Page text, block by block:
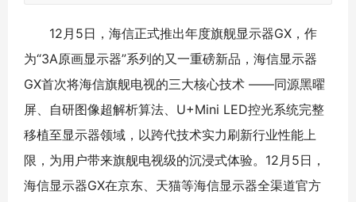
12月5日，海信正式推出年度旗舰显示器GX，作
为“3A原画显示器”系列的又一重磅新品，海信显示器
GX首次将海信旗舰电视的三大核心技术 ——同源黑曜
屏、自研图像超解析算法、U+Mini LED控光系统完整
移植至显示器领域，以跨代技术实力刷新行业性能上
限，为用户带来旗舰电视级的沉浸式体验。12月5日，
海信显示器GX在京东、天猫等海信显示器全渠道官方